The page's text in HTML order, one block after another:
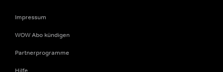
Impressum
WOW Abo kündigen
Partnerprogramme